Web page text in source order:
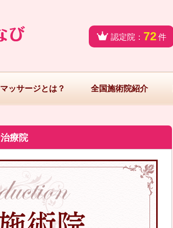
認定院： 72 件
ッサージとは？ 全国施術院紹介
療院